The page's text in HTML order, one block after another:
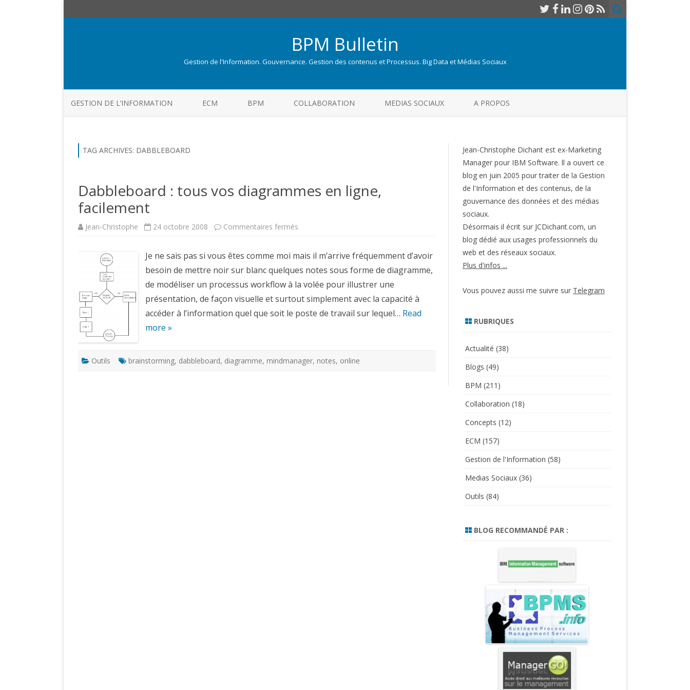
BPM Bulletin
Gestion de l'Information. Gouvernance. Gestion des contenus et Processus. Big Data et Médias Sociaux
to
GESTION DE L’INFORMATION ECM BPM COLLABORATION MEDIAS SOCIAUX A PROPOS
TAG ARCHIVES: DABBLEBOARD
Dabbleboard : tous vos diagrammes en ligne,
facilement
Jean-Christophe 24 octobre 2008 Commentaires fermés
vos
diagrammes
en
ligne,
facilement
Je ne sais pas si vous êtes comme moi mais il m’arrive fréquemment d’avoir
besoin de mettre noir sur blanc quelques notes sous forme de diagramme,
de modéliser un processus workflow à la volée pour illustrer une
présentation, de façon visuelle et surtout simplement avec la capacité à
accéder à l’information quel que soit le poste de travail sur lequel… Read
more »
Outils brainstorming, dabbleboard, diagramme, mindmanager, notes, online
Jean-Christophe Dichant est ex-Marketing
Manager pour IBM Software. ll a ouvert ce
blog en juin 2005 pour traiter de la Gestion
de l'Information et des contenus, de la
gouvernance des données et des médias
sociaux.
Désormais il écrit sur JCDichant.com, un
blog dédié aux usages professionnels du
web et des réseaux sociaux.
Plus d'infos ...
Vous pouvez aussi me suivre sur Telegram
RUBRIQUES
Actualité (38)
Blogs (49)
BPM (211)
Collaboration (18)
Concepts (12)
ECM (157)
Gestion de l'Information (58)
Medias Sociaux(36)
Outils (84)
BLOG RECOMMANDÉ PAR :